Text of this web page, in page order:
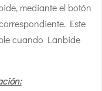
mediante el botón
Este
cuando Lanbide